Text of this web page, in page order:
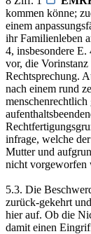
kommen könne;
einem
ihr Familienleben
4, insbesondere
vor, die
Rechtsprechung.
nach einem rund
infrage, welche
Mutter und
nicht vorgeworfen
5.3. Die
zurück-gekehrt
hier auf. Ob die
damit einen